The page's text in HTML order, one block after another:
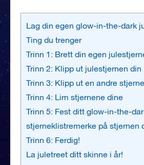
Lag din egen glow-in-the-dark
Ting du trenger
Trinn 1: Brett din egen
Trinn 2: Klipp ut julestjernen din
Trinn 3: Klipp ut en andre stjerne
Trinn 4: Lim stjernene dine
Trinn 5: Fest ditt glow-in-the-
stjerneklistremerke på stjernen
Trinn 6: Ferdig!
La juletreet ditt skinne i år!